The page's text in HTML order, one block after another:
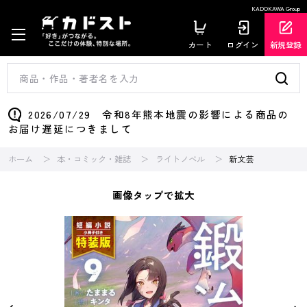
KADOKAWA Group
カート ログイン 新規登録
2026/07/29 令和8年熊本地震の影響による商品の
お届け遅延につきまして
ホーム 本・コミック・雑誌 ライトノベル 新文芸
画像タップで拡大